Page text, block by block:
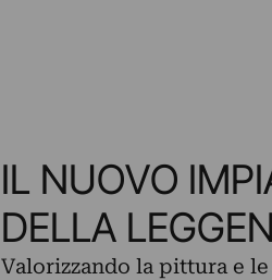
IL NUOVO
DELLA
Valorizzando la pittura e